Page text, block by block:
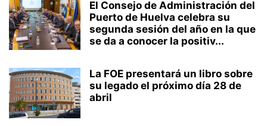
El Consejo de Administración del
Puerto de Huelva celebra su
segunda sesión del año en la que
se da a conocer la positiv...
La FOE presentará un libro sobre
su legado el próximo día 28 de
abril